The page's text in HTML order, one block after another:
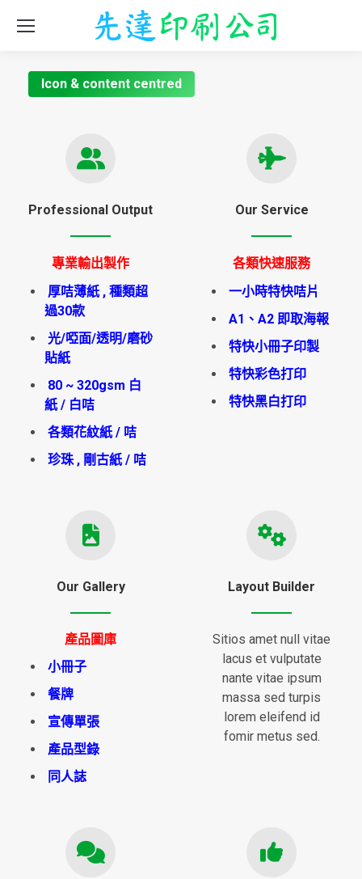
Icon & content centred
Professional Output
專業輸出製作
厚咭薄紙 , 種類超
過30款
光/啞面/透明/磨砂
貼紙
80 ~ 320gsm 白
紙 / 白咭
各類花紋紙 / 咭
珍珠 , 剛古紙 / 咭
Our Service
各類快速服務
一小時特快咭片
A1、A2 即取海報
特快小冊子印製
特快彩色打印
特快黑白打印
Our Gallery
產品圖庫
小冊子
餐牌
宣傳單張
產品型錄
同人誌
Layout Builder
Sitios amet null vitae
lacus et vulputate
nante vitae ipsum
massa sed turpis
lorem eleifend id
fomir metus sed.